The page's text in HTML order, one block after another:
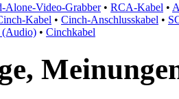
Alone-Video-Grabber• RCA-Kabel •
Kabel • Cinch-Anschlusskabel •
(Audio) • Cinchkabel